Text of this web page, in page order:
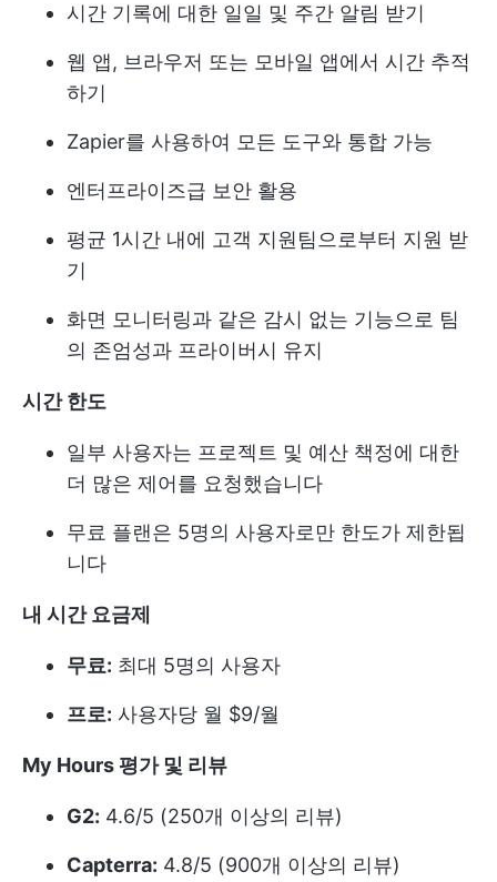
시간 기록에 대한 일일 및 주간 알림 받기
웹 앱, 브라우저 또는 모바일 앱에서 시간 추적
하기
Zapier를 사용하여 모든 도구와 통합 가능
엔터프라이즈급 보안 활용
평균 1시간 내에 고객 지원팀으로부터 지원 받
기
화면 모니터링과 같은 감시 없는 기능으로 팀
의 존엄성과 프라이버시 유지
시간 한도
일부 사용자는 프로젝트 및 예산 책정에 대한
더 많은 제어를 요청했습니다
무료 플랜은 5명의 사용자로만 한도가 제한됩
니다
내 시간 요금제
무료: 최대 5명의 사용자
프로: 사용자당 월 $9/월
My Hours 평가 및 리뷰
G2: 4.6/5 (250개 이상의 리뷰)
Capterra: 4.8/5 (900개 이상의 리뷰)